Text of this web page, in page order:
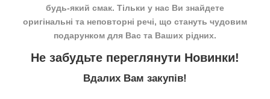
будь-який смак. Тільки у нас Ви знайдете
оригінальні та неповторні речі, що стануть чудовим
подарунком для Вас та Ваших рідних.
Не забудьте переглянути Новинки!
Вдалих Вам закупів!